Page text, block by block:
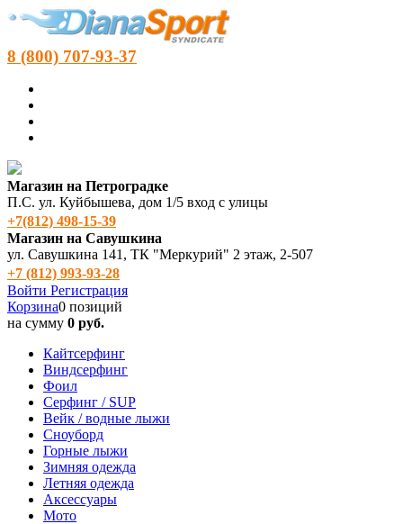
8 (800) 707-93-37
Магазин на Петроградке
П.С. ул. Куйбышева, дом 1/5 вход с улицы
+7(812) 498‑15-39
Магазин на Савушкина
ул. Савушкина 141, ТК "Меркурий" 2 этаж, 2-507
+7 (812) 993-93-28
Войти Регистрация
Корзина0 позиций
на сумму 0 руб.
Кайтсерфинг
Виндсерфинг
Фоил
Серфинг / SUP
Вейк / водные лыжи
Сноуборд
Горные лыжи
Зимняя одежда
Летняя одежда
Аксессуары
Мото